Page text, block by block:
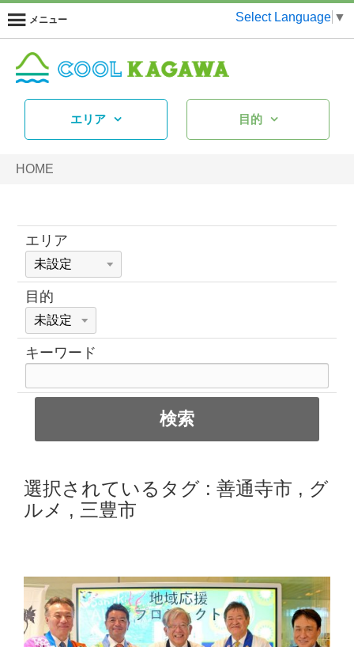
メニュー Select Language ▼
エリア 目的
HOME
エリア
目的
キーワード
選択されているタグ : 善通寺市 , グ
ルメ , 三豊市